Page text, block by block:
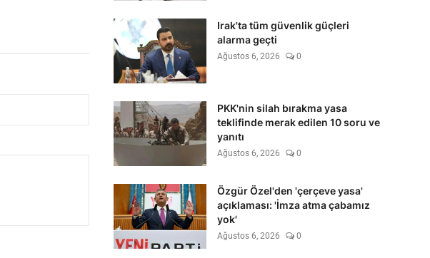
Irak'ta tüm güvenlik güçleri
alarma geçti
Ağustos 6, 2026 0
PKK'nin silah bırakma yasa
teklifinde merak edilen 10 soru ve
yanıtı
Ağustos 6, 2026 0
Özgür Özel'den 'çerçeve yasa'
açıklaması: 'İmza atma çabamız
yok'
Ağustos 6, 2026 0